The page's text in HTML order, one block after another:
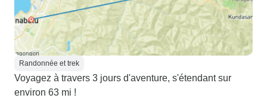
Randonnée et trek
Voyagez à travers 3 jours d'aventure, s'étendant sur
environ 63 mi !